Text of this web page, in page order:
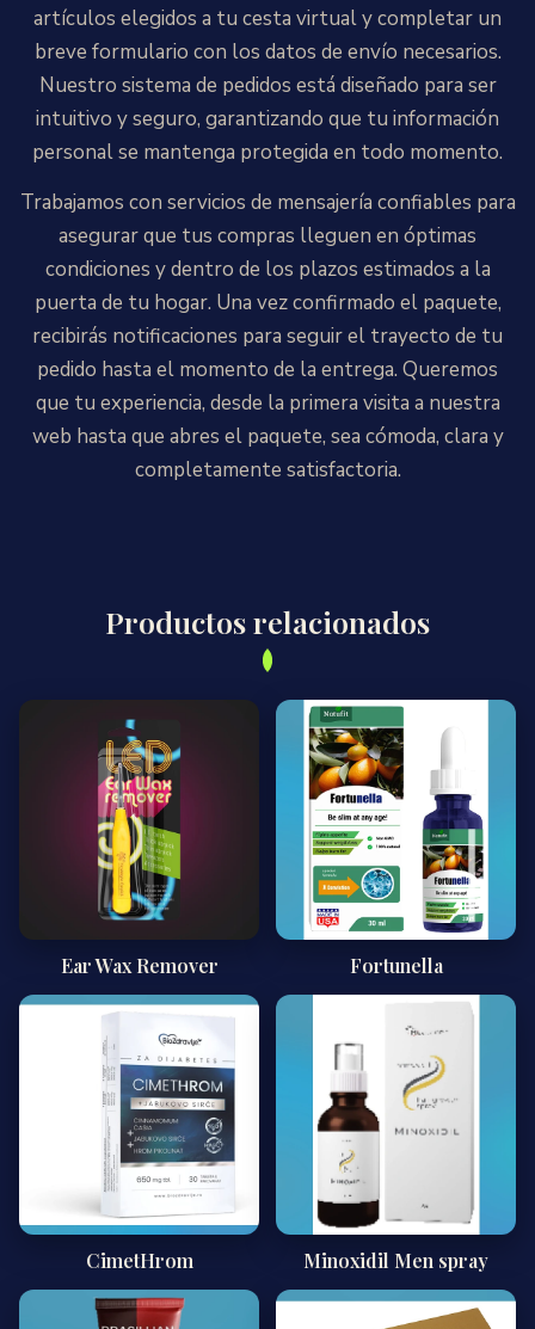
artículos elegidos a tu cesta virtual y completar un
breve formulario con los datos de envío necesarios.
Nuestro sistema de pedidos está diseñado para ser
intuitivo y seguro, garantizando que tu información
personal se mantenga protegida en todo momento.
Trabajamos con servicios de mensajería confiables para
asegurar que tus compras lleguen en óptimas
condiciones y dentro de los plazos estimados a la
puerta de tu hogar. Una vez confirmado el paquete,
recibirás notificaciones para seguir el trayecto de tu
pedido hasta el momento de la entrega. Queremos
que tu experiencia, desde la primera visita a nuestra
web hasta que abres el paquete, sea cómoda, clara y
completamente satisfactoria.
Productos relacionados
Ear Wax Remover Fortunella
CimetHrom Minoxidil Men spray